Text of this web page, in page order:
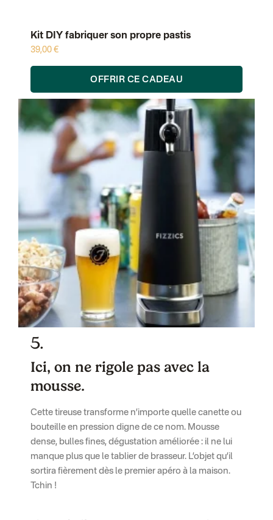
Kit DIY fabriquer son propre pastis
39,00 €
OFFRIR CE CADEAU
5.
Ici, on ne rigole pas avec la
mousse.
Cette tireuse transforme n’importe quelle canette ou
bouteille en pression digne de ce nom. Mousse
dense, bulles fines, dégustation améliorée : il ne lui
manque plus que le tablier de brasseur. L’objet qu’il
sortira fièrement dès le premier apéro à la maison.
Tchin !